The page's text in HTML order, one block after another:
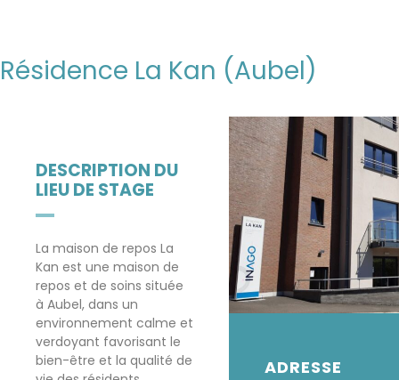
Résidence La Kan (Aubel)
DESCRIPTION DU
LIEU DE STAGE
La maison de repos La
Kan est une maison de
repos et de soins située
à Aubel, dans un
environnement calme et
verdoyant favorisant le
bien-être et la qualité de
ADRESSE